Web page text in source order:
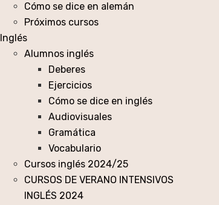
Cómo se dice en alemán
Próximos cursos
Inglés
Alumnos inglés
Deberes
Ejercicios
Cómo se dice en inglés
Audiovisuales
Gramática
Vocabulario
Cursos inglés 2024/25
CURSOS DE VERANO INTENSIVOS
INGLÉS 2024